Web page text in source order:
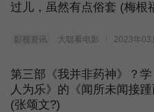
过儿，虽然有点俗套 (梅根
影视资讯 大聪看电影 2023年03
第三部《我并非药神》？
人为乐》的《闻所未闻接踵
(张颂文?)